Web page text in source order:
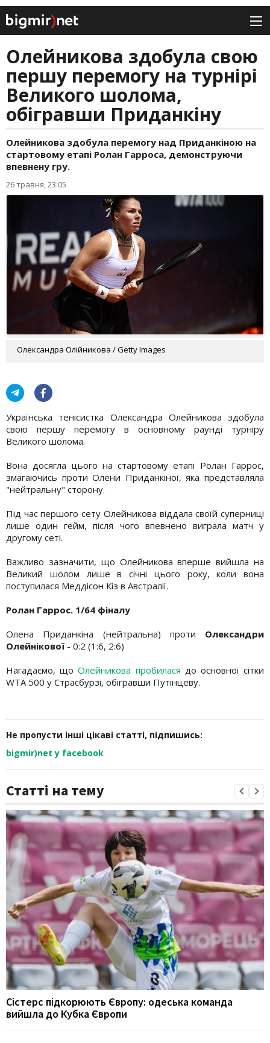
Олейникова здобула свою
першу перемогу на турнірі
Великого шолома,
обігравши Приданкіну
Олейникова здобула перемогу над Приданкіною на
стартовому етапі Ролан Гарроса, демонструючи
впевнену гру.
26 травня, 23:05
Олександра Олійникова / Getty Images
Українська тенісистка Олександра Олейникова здобула
свою першу перемогу в основному раунді турніру
Великого шолома.
Вона досягла цього на стартовому етапі Ролан Гаррос,
змагаючись проти Олени Приданкіної, яка представляла
"нейтральну" сторону.
Під час першого сету Олейникова віддала своїй суперниці
лише один гейм, після чого впевнено виграла матч у
другому сеті.
Важливо зазначити, що Олейникова вперше вийшла на
Великий шолом лише в січні цього року, коли вона
поступилася Меддісон Кіз в Австралії.
Ролан Гаррос. 1/64 фіналу
Олена Приданкіна (нейтральна) проти Олександри
Олейнікової - 0:2 (1:6, 2:6)
Нагадаємо, щоОлейникова пробилася до основної сітки
WTA 500 у Страсбурзі, обігравши Путінцеву.
Не пропусти інші цікаві статті, підпишись:
bigmir)net у facebook
Статті на тему
Сістерс підкорюють Європу: одеська команда
вийшла до Кубка Європи